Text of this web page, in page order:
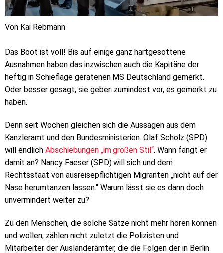
Von Kai Rebmann
Das Boot ist voll! Bis auf einige ganz hartgesottene
Ausnahmen haben das inzwischen auch die Kapitäne der
heftig in Schieflage geratenen MS Deutschland gemerkt.
Oder besser gesagt, sie geben zumindest vor, es gemerkt zu
haben.
Denn seit Wochen gleichen sich die Aussagen aus dem
Kanzleramt und den Bundesministerien. Olaf Scholz (SPD)
will endlich Abschiebungen „im großen Stil“. Wann fängt er
damit an? Nancy Faeser (SPD) will sich und dem
Rechtsstaat von ausreisepflichtigen Migranten „nicht auf der
Nase herumtanzen lassen.“ Warum lässt sie es dann doch
unvermindert weiter zu?
Zu den Menschen, die solche Sätze nicht mehr hören können
und wollen, zählen nicht zuletzt die Polizisten und
Mitarbeiter der Ausländerämter, die die Folgen der in Berlin